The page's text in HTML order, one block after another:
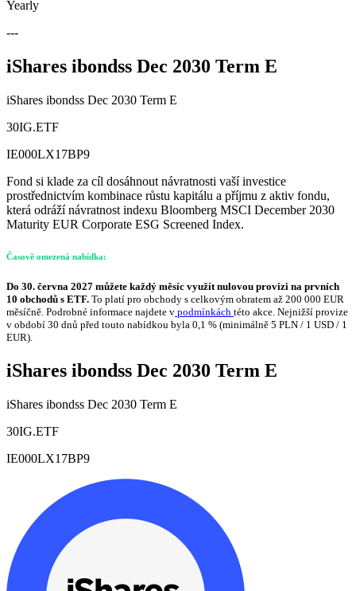
Yearly
---
iShares ibondss Dec 2030 Term E
iShares ibondss Dec 2030 Term E
30IG.ETF
IE000LX17BP9
Fond si klade za cíl dosáhnout návratnosti vaší investice
prostřednictvím kombinace růstu kapitálu a příjmu z aktiv fondu,
která odráží návratnost indexu Bloomberg MSCI December 2030
Maturity EUR Corporate ESG Screened Index.
Časově omezená nabídka:
Do 30. června 2027 můžete každý měsíc využít nulovou provizi na prvních
10 obchodů s ETF. To platí pro obchody s celkovým obratem až 200 000 EUR
měsíčně. Podrobné informace najdete v podmínkách této akce. Nejnižší provize
v období 30 dnů před touto nabídkou byla 0,1 % (minimálně 5 PLN / 1 USD / 1
EUR).
iShares ibondss Dec 2030 Term E
iShares ibondss Dec 2030 Term E
30IG.ETF
IE000LX17BP9